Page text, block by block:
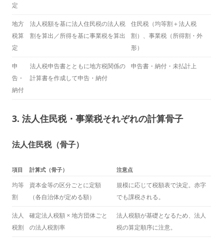
定
地方
税算
定
法人税額を基に法人住民税の法人税
割を算出／所得を基に事業税を算出
住民税（均等割＋法人税
割）、事業税（所得割・外
形）
申
告・
納付
法人税申告書とともに地方税関係の
計算書を作成して申告・納付
申告書・納付・未払計上
3. 法人住民税・事業税それぞれの計算骨子
法人住民税（骨子）
項目 計算式（骨子） 注意点
均等
割
資本金等の区分ごとに定額
（各自治体が定める額）
規模に応じて税額表で決定。赤字
でも課税される。
法人
税割
確定法人税額 × 地方団体ごと
の法人税割率
法人税額が基礎となるため、法人
税の算定順序に注意。